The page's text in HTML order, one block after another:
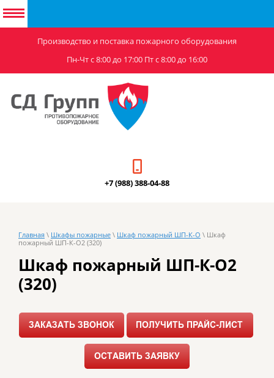
Производство и поставка пожарного оборудования
Пн-Чт с 8:00 до 17:00 Пт с 8:00 до 16:00
+7 (988) 388-04-88
Главная \ Шкафы пожарные \ Шкаф пожарный ШП-К-О \ Шкаф
пожарный ШП-К-О2 (320)
Шкаф пожарный ШП-К-О2
(320)